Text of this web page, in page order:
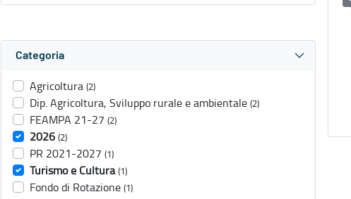
Categoria
Agricoltura (2)
Dip. Agricoltura, Sviluppo rurale e ambientale (2)
FEAMPA 21-27 (2)
2026 (2)
PR 2021-2027 (1)
Turismo e Cultura (1)
Fondo di Rotazione (1)